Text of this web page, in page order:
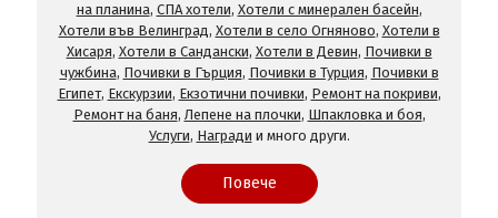
на планина, СПА хотели, Хотели с минерален басейн,
Хотели във Велинград, Хотели в село Огняново, Хотели в
Хисаря, Хотели в Сандански, Хотели в Девин, Почивки в
чужбина, Почивки в Гърция, Почивки в Турция, Почивки в
Египет, Екскурзии, Екзотични почивки, Ремонт на покриви,
Ремонт на баня, Лепене на плочки, Шпакловка и боя,
Услуги, Награди и много други.
Повече